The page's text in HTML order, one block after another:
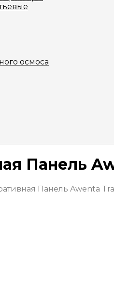
осмоса
Панель
Панель Awenta